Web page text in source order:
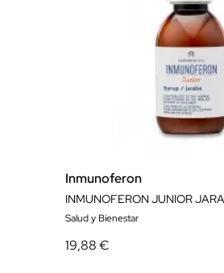
Inmunoferon
INMUNOFERON JUNIOR
Salud y Bienestar
19,88 €